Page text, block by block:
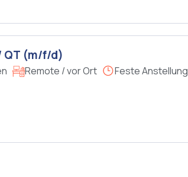
QT (m/f/d)
Remote / vor Ort Feste Anstellung